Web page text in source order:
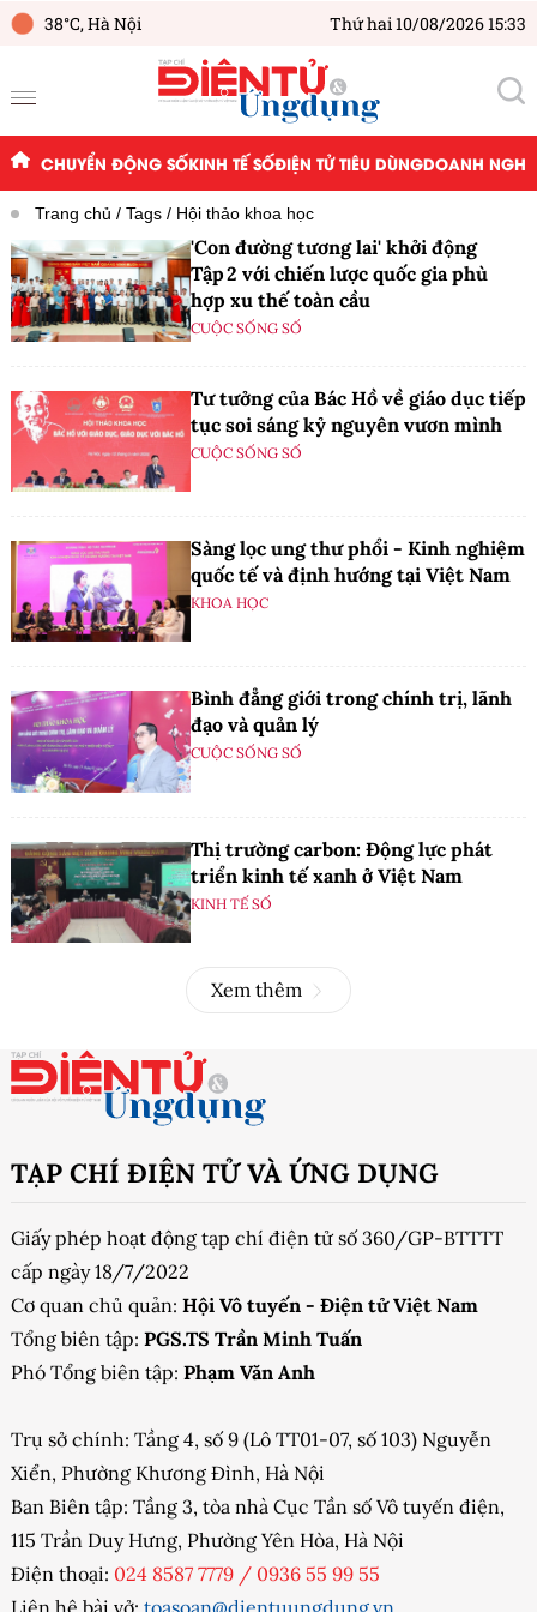
38°C,Hà Nội Thứ hai 10/08/2026 15:33
CHUYỂN ĐỘNG SỐKINH TẾ SỐĐIỆN TỬ TIÊU DÙNGDOANH
Trang chủ Tags Hội thảo khoa học
'Con đường tương lai' khởi động
Tập 2 với chiến lược quốc gia phù
hợp xu thế toàn cầu
CUỘC SỐNG SỐ
Tư tưởng của Bác Hồ về giáo dục tiếp
tục soi sáng kỷ nguyên vươn mình
CUỘC SỐNG SỐ
Sàng lọc ung thư phổi - Kinh nghiệm
quốc tế và định hướng tại Việt Nam
KHOA HỌC
Bình đẳng giới trong chính trị, lãnh
đạo và quản lý
CUỘC SỐNG SỐ
Thị trường carbon: Động lực phát
triển kinh tế xanh ở Việt Nam
KINH TẾ SỐ
Xem thêm
TẠP CHÍ ĐIỆN TỬ VÀ ỨNG DỤNG
Giấy phép hoạt động tạp chí điện tử số 360/GP-BTTTT
cấp ngày 18/7/2022
Cơ quan chủ quản: Hội Vô tuyến - Điện tử Việt Nam
Tổng biên tập: PGS.TS Trần Minh Tuấn
Phó Tổng biên tập: Phạm Văn Anh
Trụ sở chính: Tầng 4, số 9 (Lô TT01-07, số 103) Nguyễn
Xiển, Phường Khương Đình, Hà Nội
Ban Biên tập: Tầng 3, tòa nhà Cục Tần số Vô tuyến điện,
115 Trần Duy Hưng, Phường Yên Hòa, Hà Nội
Điện thoại: 024 8587 7779 / 0936 55 99 55